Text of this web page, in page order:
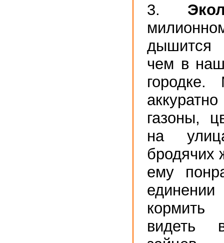
3.
дышится
чем в
газоны,
на
бродячих
ему
видеть